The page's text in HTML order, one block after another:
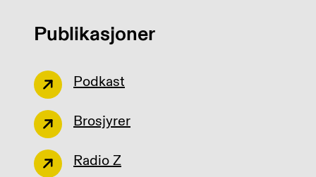
Publikasjoner
Podkast
Brosjyrer
Radio Z